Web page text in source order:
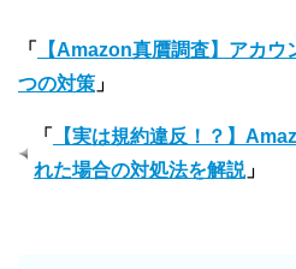
「
【Amazon真贋調査】アカウ
つの対策 」
「
【実は規約違反！？】
れた場合の対処法を解説」